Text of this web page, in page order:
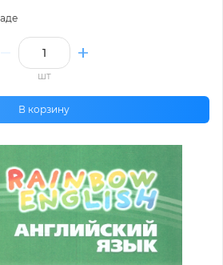
шт
В корзину